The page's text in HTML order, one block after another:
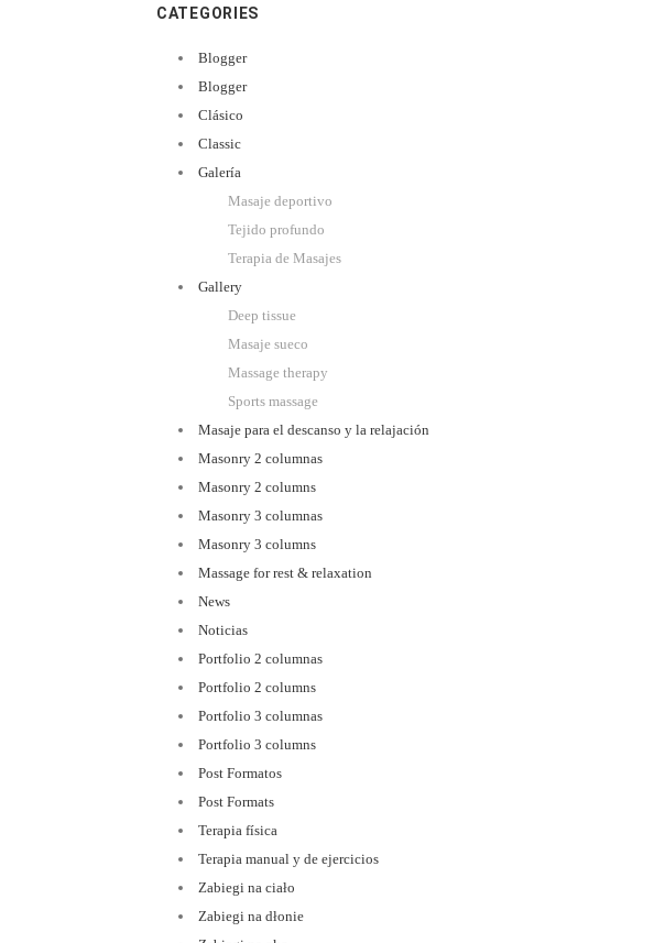
CATEGORIES
Blogger
Blogger
Clásico
Classic
Galería
Masaje deportivo
Tejido profundo
Terapia de Masajes
Gallery
Deep tissue
Masaje sueco
Massage therapy
Sports massage
Masaje para el descanso y la relajación
Masonry 2 columnas
Masonry 2 columns
Masonry 3 columnas
Masonry 3 columns
Massage for rest & relaxation
News
Noticias
Portfolio 2 columnas
Portfolio 2 columns
Portfolio 3 columnas
Portfolio 3 columns
Post Formatos
Post Formats
Terapia física
Terapia manual y de ejercicios
Zabiegi na ciało
Zabiegi na dłonie